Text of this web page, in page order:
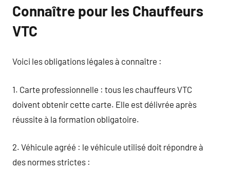
Connaître pour les Chauffeurs
VTC
Voici les obligations légales à connaître :
1. Carte professionnelle : tous les chauffeurs VTC
doivent obtenir cette carte. Elle est délivrée après
réussite à la formation obligatoire.
2. Véhicule agréé : le véhicule utilisé doit répondre à
des normes strictes :